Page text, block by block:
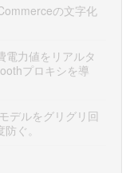
の文字化
電力値をリアルタ
プロキシを導
デルをグリグリ回
ぐ。